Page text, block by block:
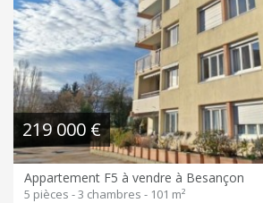
219 000 €
Appartement F5 à vendre à Besançon
5 pièces - 3 chambres - 101 m²